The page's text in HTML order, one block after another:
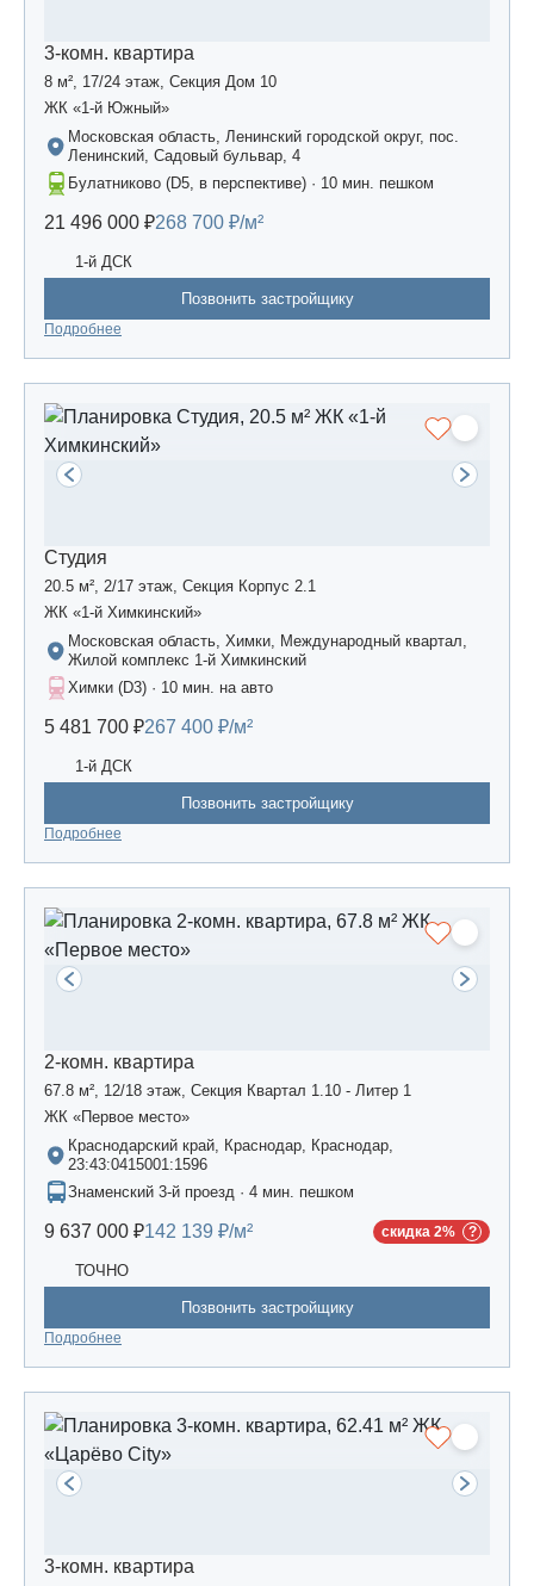
3-комн. квартира
8 м², 17/24 этаж, Секция Дом 10
ЖК «1-й Южный»
Московская область, Ленинский городской округ, пос.
Ленинский, Садовый бульвар, 4
Булатниково (D5, в перспективе) · 10 мин. пешком
21 496 000 ₽268 700 ₽/м²
1-й ДСК
Позвонить застройщику
Подробнее
Студия
20.5 м², 2/17 этаж, Секция Корпус 2.1
ЖК «1-й Химкинский»
Московская область, Химки, Международный квартал,
Жилой комплекс 1-й Химкинский
Химки (D3) · 10 мин. на авто
5 481 700 ₽267 400 ₽/м²
1-й ДСК
Позвонить застройщику
Подробнее
2-комн. квартира
67.8 м², 12/18 этаж, Секция Квартал 1.10 - Литер 1
ЖК «Первое место»
Краснодарский край, Краснодар, Краснодар,
23:43:0415001:1596
Знаменский 3-й проезд · 4 мин. пешком
9 637 000 ₽142 139 ₽/м² скидка 2%
ТОЧНО
Позвонить застройщику
Подробнее
3-комн. квартира